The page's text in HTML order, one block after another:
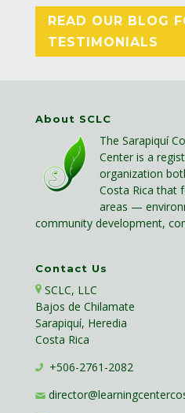
READ OUR BLOG
TESTIMONIALS
About SCLC
The Sarapiquí
Center is a
organization
Costa Rica that
areas —
community development,
Contact Us
SCLC, LLC
Bajos de Chilamate
Sarapiquí, Heredia
Costa Rica
+506-2761-2082